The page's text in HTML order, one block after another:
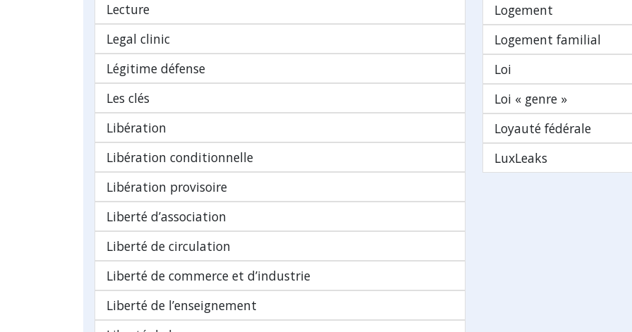
Lecture
Legal clinic
Légitime défense
Les clés
Libération
Libération conditionnelle
Libération provisoire
Liberté d’association
Liberté de circulation
Liberté de commerce et d’industrie
Liberté de l’enseignement
Logement
Logement familial
Loi
Loi « genre »
Loyauté fédérale
LuxLeaks